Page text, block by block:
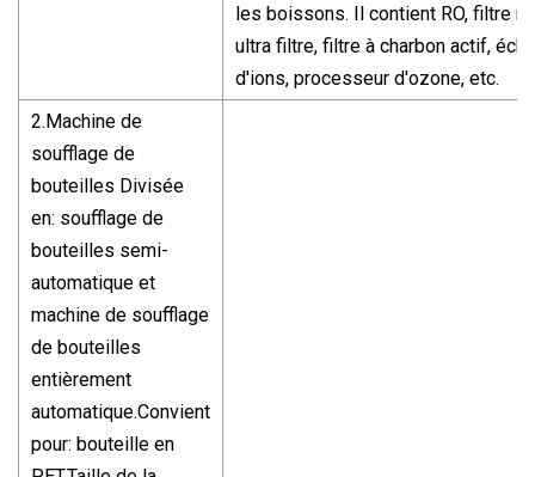
les boissons. Il contient RO, filtre
ultra filtre, filtre à charbon actif,
d'ions, processeur d'ozone, etc.
2.Machine de
soufflage de
bouteilles Divisée
en: soufflage de
bouteilles semi-
automatique et
machine de soufflage
de bouteilles
entièrement
automatique.Convient
pour: bouteille en